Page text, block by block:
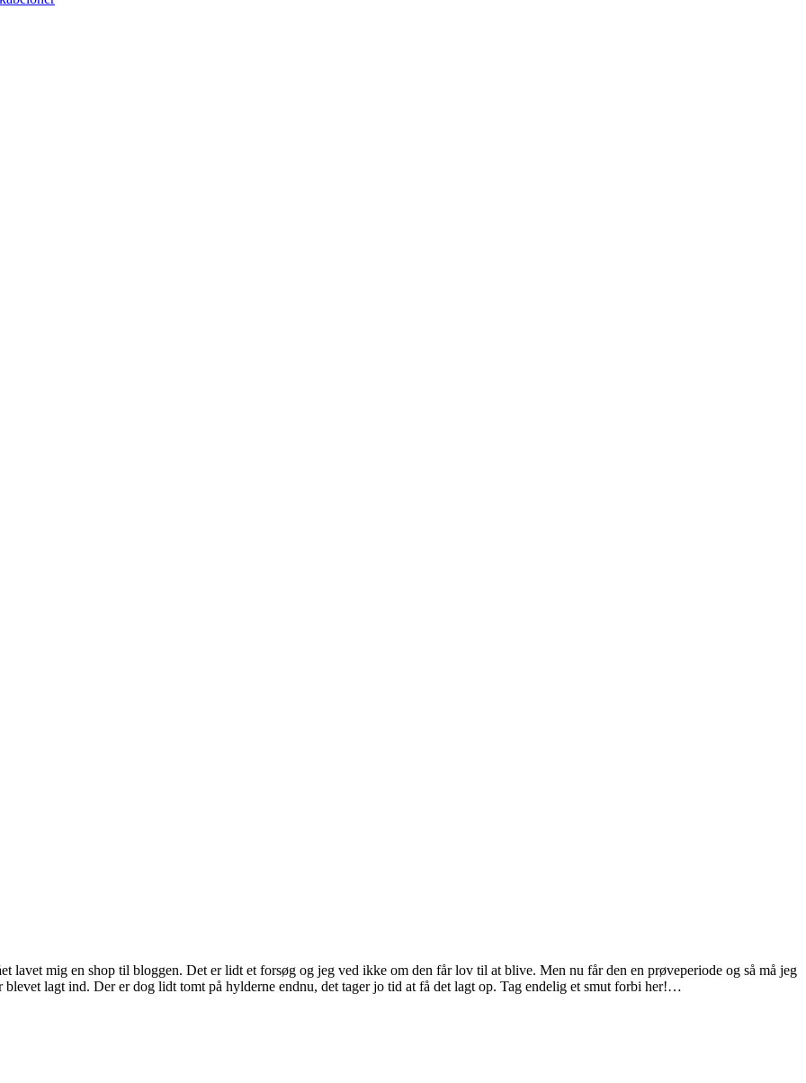
lavet mig en shop til bloggen. Det er lidt et forsøg og jeg ved ikke om den får lov til at blive. Men nu får den en prøveperiode og så må jeg
lagt ind. Der er dog lidt tomt på hylderne endnu, det tager jo tid at få det lagt op. Tag endelig et smut forbi her!…